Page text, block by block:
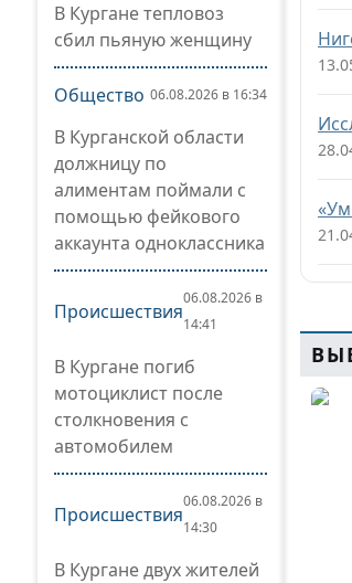
В Кургане тепловоз
сбил пьяную женщину
Общество 06.08.2026 в 16:34
В Курганской области
должницу по
алиментам поймали с
помощью фейкового
аккаунта одноклассника
Происшествия
06.08.2026 в
14:41
В Кургане погиб
мотоциклист после
столкновения с
автомобилем
Происшествия
06.08.2026 в
14:30
В Кургане двух жителей